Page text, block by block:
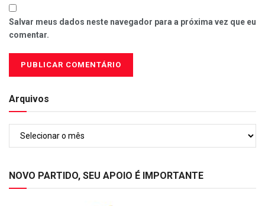
Salvar meus dados neste navegador para a próxima vez que eu
comentar.
Arquivos
NOVO PARTIDO, SEU APOIO É IMPORTANTE